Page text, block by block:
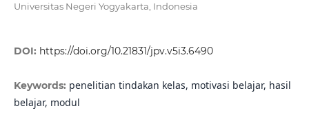
Universitas Negeri Yogyakarta, Indonesia
DOI: https://doi.org/10.21831/jpv.v5i3.6490
Keywords: penelitian tindakan kelas, motivasi belajar, hasil
belajar, modul